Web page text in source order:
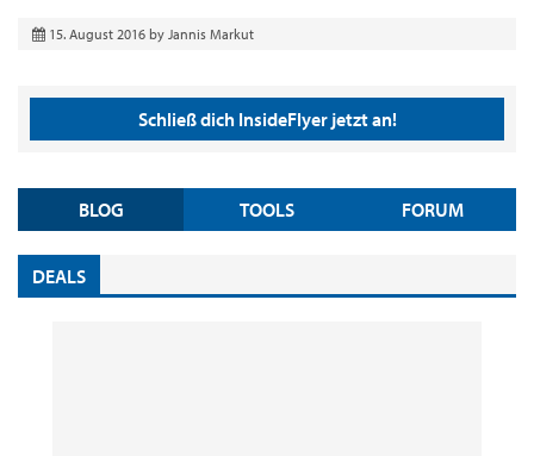
15. August 2016 by Jannis Markut
Schließ dich InsideFlyer jetzt an!
BLOG TOOLS FORUM
DEALS